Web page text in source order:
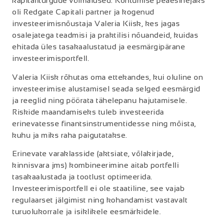
oli Redgate Capitali partner ja kogenud
investeerimisnõustaja Valeria Kiisk, kes jagas
osalejatega teadmisi ja praktilisi nõuandeid, kuidas
ehitada üles tasakaalustatud ja eesmärgipärane
investeerimisportfell.
Valeria Kiisk rõhutas oma ettekandes, kui oluline on
investeerimise alustamisel seada selged eesmärgid
ja reeglid ning pöörata tähelepanu hajutamisele.
Riskide maandamiseks tuleb investeerida
erinevatesse finantsinstrumentidesse ning mõista,
kuhu ja miks raha paigutatakse.
Erinevate varaklasside (aktsiate, võlakirjade,
kinnisvara jms) kombineerimine aitab portfelli
tasakaalustada ja tootlust optimeerida.
Investeerimisportfell ei ole staatiline, see vajab
regulaarset jälgimist ning kohandamist vastavalt
turuolukorrale ja isiklikele eesmärkidele.